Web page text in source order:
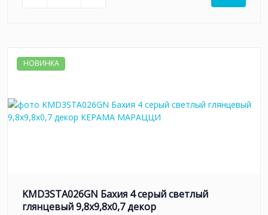
НОВИНКА
KMD3STA026GN Бахия 4 серый светлый
глянцевый 9,8x9,8x0,7 декор